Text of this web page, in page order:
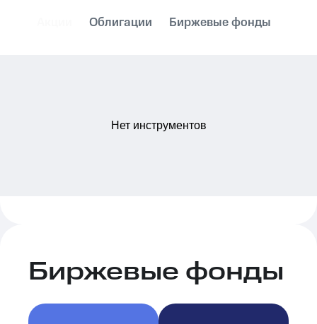
Облигации Биржевые фонды
Нет инструментов
Биржевые фонды